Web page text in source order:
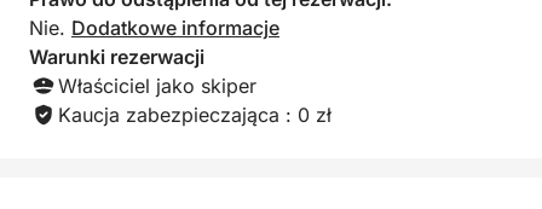
Nie. Dodatkowe informacje
Warunki rezerwacji
Właściciel jako skiper
Kaucja zabezpieczająca : 0 zł